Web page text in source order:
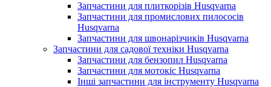
Запчастини для плиткорізів Husqvarna
Запчастини для промислових пилососів
Husqvarna
Запчастини для швонарізчиків Husqvarna
Запчастини для садової техніки Husqvarna
Запчастини для бензопил Husqvarna
Запчастини для мотокіс Husqvarna
Інші запчастини для інструменту Husqvarna